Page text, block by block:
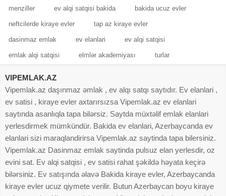
menziller ev alqi satqisi bakida bakida ucuz evler
neftcilerde kiraye evler tap az kiraye evler
dasinmaz emlak ev elanlari ev alqi satqisi
emlak alqi satqisi elmlər akademiyası turlar
VIPEMLAK.AZ
Vipemlak.az daşınmaz əmlak , ev alqı satqı saytıdır. Ev elanlari ,
ev satisi , kiraye evler axtarırsızsa Vipemlak.az ev elanlari
saytında asanlıqla tapa bilərsiz. Saytda müxtəlif emlak elanlari
yerlesdirmek mümkündür. Bakida ev elanlari, Azerbaycanda ev
elanlari sizi maraqlandirirsa Vipemlak.az saytinda tapa bilersiniz.
Vipemlak.az Dasinmaz emlak saytinda pulsuz elan yerlesdir, oz
evini sat. Ev alqi satqisi , ev satisi rahat şəkildə həyata keçirə
bilərsiniz. Ev satışında əlavə Bakida kiraye evler, Azerbaycanda
kiraye evler ucuz qiymete verilir. Butun Azerbaycan boyu kiraye